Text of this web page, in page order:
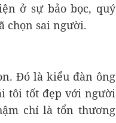
ở sự bảo bọc, quý
chọn sai người.
Đó là kiểu đàn ông
tôi tốt đẹp với người
chí là tổn thương